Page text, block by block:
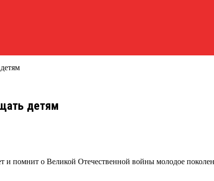
детям
и помнит о Великой Отечественной войны молодое